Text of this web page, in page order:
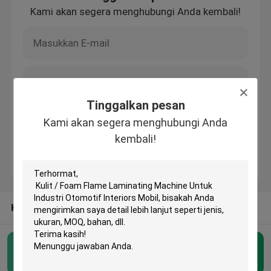
Tinggalkan pesan
Kami akan segera menghubungi Anda
kembali!
Mesin Pemotong Mati Hidrolik
Mesin Cut Cut Die Hidrolik
Kami akan segera menghubungi Anda kembali!
KATEGORI LAINNYA DARI KAMI
Mesin Pemotong Mati Hidrolik